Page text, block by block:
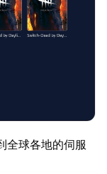
球各地的伺服